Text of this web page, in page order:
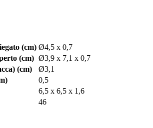
(cm) Ø4,5 x 0,7
(cm) Ø3,9 x 7,1 x 0,7
(cm)
Ø3,1
0,5
6,5 x 6,5 x 1,6
46